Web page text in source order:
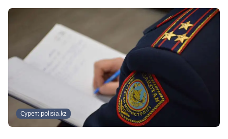
Сурет: polisia.kz